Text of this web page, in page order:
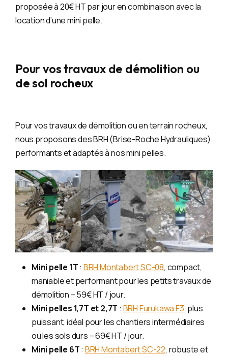
proposée à 20€ HT par jour en combinaison avec la
location d’une mini pelle.
Pour vos travaux de démolition ou
de sol rocheux
Pour vos travaux de démolition ou en terrain rocheux,
nous proposons des BRH (Brise-Roche Hydrauliques)
performants et adaptés à nos mini pelles.
Mini pelle 1T: BRH Montabert SC-08, compact,
maniable et performant pour les petits travaux de
démolition – 59€ HT / jour.
Mini pelles 1,7T et 2,7T : BRH Furukawa F3, plus
puissant, idéal pour les chantiers intermédiaires
ou les sols durs – 69€ HT / jour.
Mini pelle 6T: BRH Montabert SC-22, robuste et